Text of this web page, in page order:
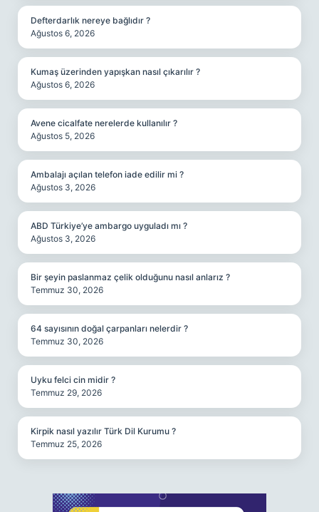
Defterdarlık nereye bağlıdır ?
Ağustos 6, 2026
Kumaş üzerinden yapışkan nasıl çıkarılır ?
Ağustos 6, 2026
Avene cicalfate nerelerde kullanılır ?
Ağustos 5, 2026
Ambalajı açılan telefon iade edilir mi ?
Ağustos 3, 2026
ABD Türkiye’ye ambargo uyguladı mı ?
Ağustos 3, 2026
Bir şeyin paslanmaz çelik olduğunu nasıl anlarız ?
Temmuz 30, 2026
64 sayısının doğal çarpanları nelerdir ?
Temmuz 30, 2026
Uyku felci cin midir ?
Temmuz 29, 2026
Kirpik nasıl yazılır Türk Dil Kurumu ?
Temmuz 25, 2026